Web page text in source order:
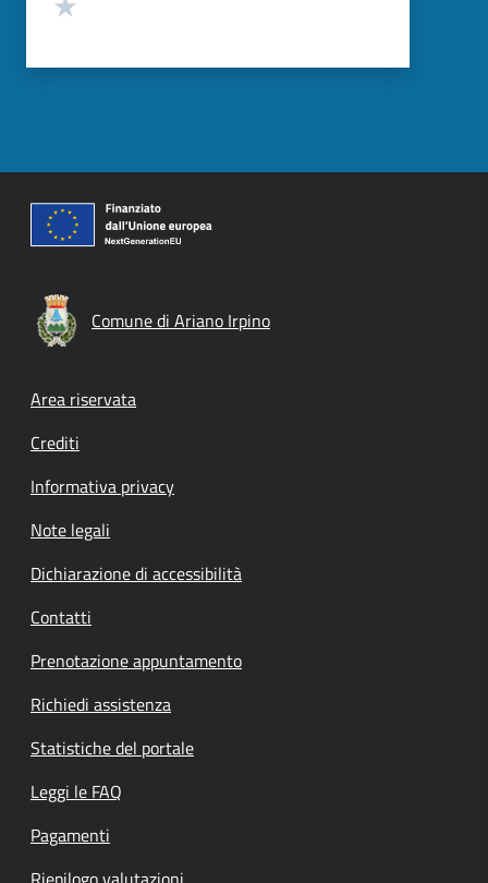
Comune di Ariano Irpino
Footer menu
Area riservata
Crediti
Informativa privacy
Note legali
Dichiarazione di accessibilità
Contatti
Prenotazione appuntamento
Richiedi assistenza
Statistiche del portale
Leggi le FAQ
Pagamenti